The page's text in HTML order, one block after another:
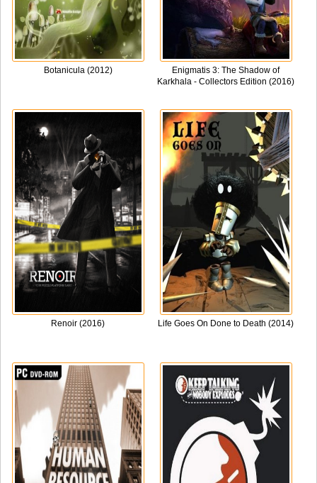
Botanicula (2012)
Enigmatis 3: The Shadow of
Karkhala - Collectors Edition (2016)
Renoir (2016) Life Goes On Done to Death (2014)